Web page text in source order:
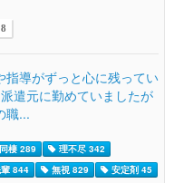
指導がずっと心に残ってい
遣元に勤めていましたが
職...
同棲 289
理不尽 342
844 無視 829
安定剤 45